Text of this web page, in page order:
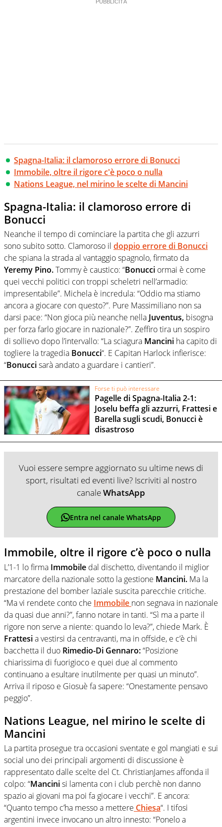
Spagna-Italia: il clamoroso errore di Bonucci
Immobile, oltre il rigore c'è poco o nulla
Nations League, nel mirino le scelte di Mancini
Spagna-Italia: il clamoroso errore di
Bonucci
Neanche il tempo di cominciare la partita che gli azzurri
sono subito sotto. Clamoroso il doppio errore di Bonucci
che spiana la strada al vantaggio spagnolo, firmato da
Yeremy Pino.Tommy è caustico: “Bonucci ormai è come
quei vecchi politici con troppi scheletri nell’armadio:
impresentabile”. Michela è incredula: “Oddio ma stiamo
ancora a giocare con questo?”. Pure Massimiliano non sa
darsi pace: “Non gioca più neanche nella Juventus, bisogna
per forza farlo giocare in nazionale?”. Zeffiro tira un sospiro
di sollievo dopo l’intervallo: “La sciagura Mancini ha capito di
togliere la tragedia Bonucci“. E Capitan Harlock infierisce:
“Bonuccisarà andato a guardare i cantieri”.
Forse ti può interessare
Pagelle di Spagna-Italia 2-1:
Joselu beffa gli azzurri, Frattesi e
Barella sugli scudi, Bonucci è
disastroso
Vuoi essere sempre aggiornato su ultime news di
sport, risultati ed eventi live? Iscriviti al nostro
canaleWhatsApp
Entra nel canale WhatsApp
Immobile, oltre il rigore c’è poco o nulla
L’1-1 lo firma Immobile dal dischetto, diventando il miglior
marcatore della nazionale sotto la gestione Mancini. Ma la
prestazione del bomber laziale suscita parecchie critiche.
“Ma vi rendete conto che Immobile non segnava in nazionale
da quasi due anni?”, fanno notare in tanti. “Sì ma a parte il
rigore non serve a niente: quando lo leva?”, chiede Mark. È
Frattesia vestirsi da centravanti, ma in offside, e c’è chi
bacchetta il duo Rimedio-Di Gennaro:“Posizione
chiarissima di fuorigioco e quei due al commento
continuano a esultare inutilmente per quasi un minuto”.
Arriva il riposo e Giosuè fa sapere: “Onestamente pensavo
peggio”.
Nations League, nel mirino le scelte di
Mancini
La partita prosegue tra occasioni sventate e gol mangiati e sui
social uno dei principali argomenti di discussione è
rappresentato dalle scelte del Ct. ChristianJames affonda il
colpo: “Mancinisi lamenta con i club perchè non danno
spazio ai giovani ma poi fa giocare i vecchi”. E ancora:
“Quanto tempo c’ha messo a mettere Chiesa“. I tifosi
argentini invece invocano un altro innesto: “Ponelo a